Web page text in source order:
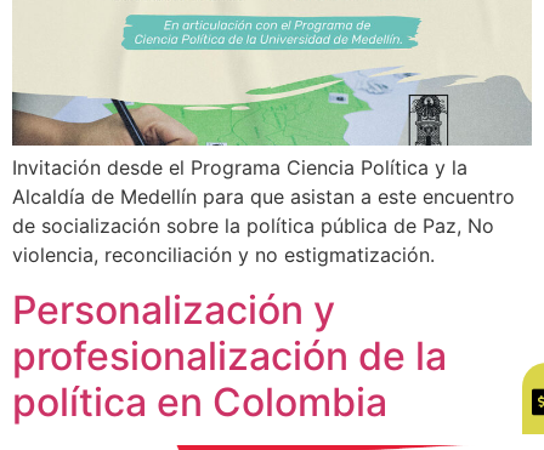
Invitación desde el Programa Ciencia Política y la
Alcaldía de Medellín para que asistan a este encuentro
de socialización sobre la política pública de Paz, No
violencia, reconciliación y no estigmatización.
Personalización y
profesionalización de la
política en Colombia